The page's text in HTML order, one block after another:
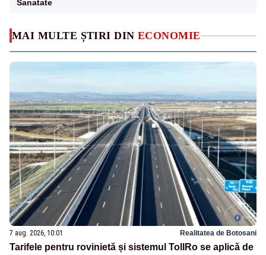
MAI MULTE ȘTIRI DIN ECONOMIE
7 aug. 2026, 10:01 Realitatea de Botosani
Tarifele pentru rovinietă și sistemul TollRo se aplică de
Sanatate